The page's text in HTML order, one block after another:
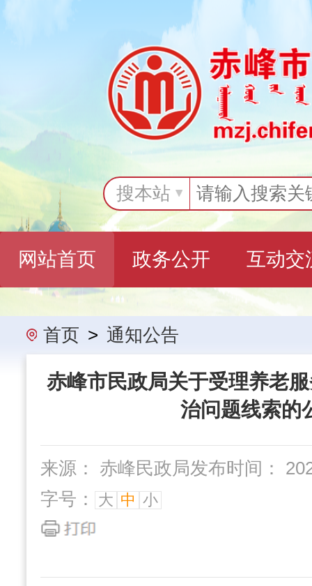
搜本站
网站首页 政务公开 互动交
办事指南 民政要闻 机构概
首页 > 通知公告
赤峰市民政局关于受理养老
治问题线索的
来源： 赤峰民政局发布时间：
字号：
大 中 小